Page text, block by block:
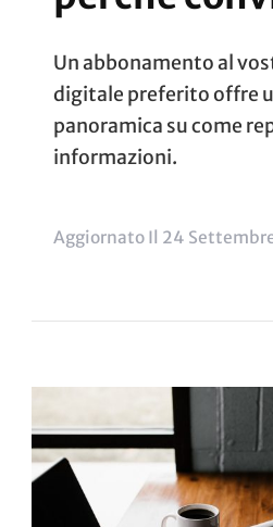
Un abbonamento al
digitale preferito offre
panoramica su come
informazioni.
Aggiornato Il 24